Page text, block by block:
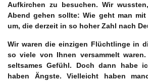
Aufkirchen zu besuchen. Wir
Abend gehen sollte: Wie geht man mit
um, die derzeit in so hoher Zahl nach
Wir waren die einzigen Flüchtlinge in
so viele von Ihnen versammelt
seltsames Gefühl. Doch dann habe
haben Ängste. Vielleicht haben